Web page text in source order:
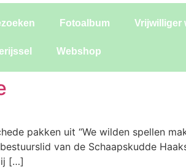
Fotoalbum Vrijwilliger
Webshop
pakken uit “We wilden spellen
van de Schaapskudde
[…]